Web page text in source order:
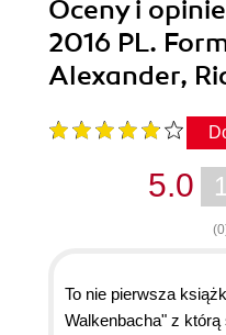
Oceny i
2016 PL.
Alexander,
1
5.0
To nie pierwsza
Walkenbacha" z którą